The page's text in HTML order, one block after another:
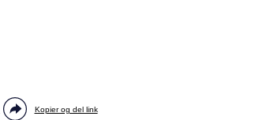
Kopier og del link